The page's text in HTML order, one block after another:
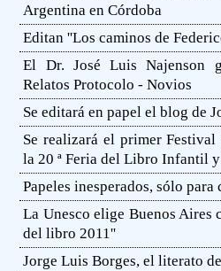
Argentina en Córdoba
Editan ''Los caminos de
El Dr. José Luis Najenson
Relatos Protocolo - Novios
Se editará en papel el blog de
Se realizará el primer
la 20 ª Feria del Libro Infantil
Papeles inesperados, sólo para
La Unesco elige Buenos Aires
del libro 2011''
Jorge Luis Borges, el literato